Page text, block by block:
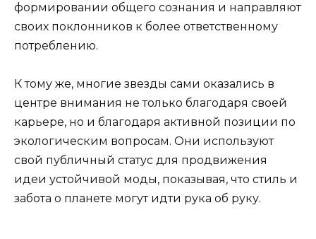
формировании общего сознания и направляют
своих поклонников к более ответственному
потреблению.
К тому же, многие звезды сами оказались в
центре внимания не только благодаря своей
карьере, но и благодаря активной позиции по
экологическим вопросам. Они используют
свой публичный статус для продвижения
идеи устойчивой моды, показывая, что стиль и
забота о планете могут идти рука об руку.